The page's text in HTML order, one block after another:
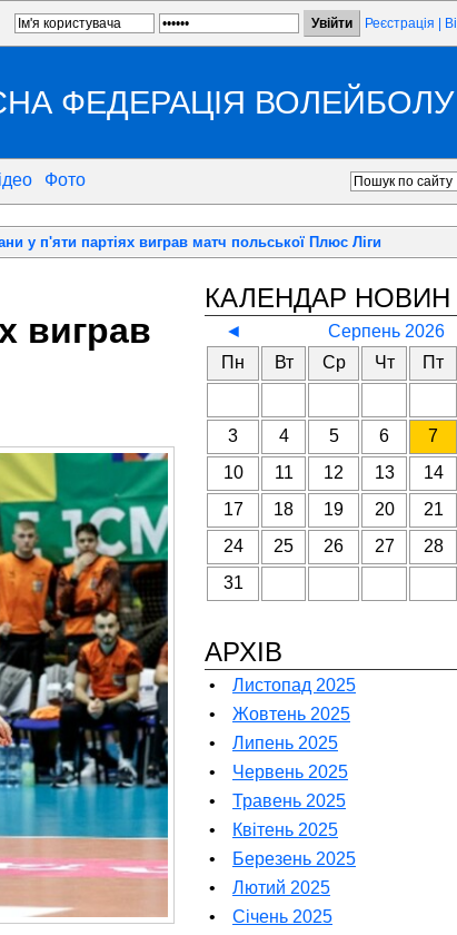
Реєстрація
ФЕДЕРАЦІЯ ВОЛЕЙБОЛУ
Фото
у п'яти партіях виграв матч польської Плюс Ліги
виграв
КАЛЕНДАР НОВИН
◄
Серпень 2026
Пн
Вт Ср Чт Пт
3
4 5 6 7
10
11 12 13 14
17
18 19 20 21
24
25 26 27 28
31
АРХІВ
•
Листопад 2025
•
Жовтень 2025
•
Липень 2025
•
Червень 2025
•
Травень 2025
•
Квітень 2025
•
Березень 2025
•
Лютий 2025
•
Січень 2025